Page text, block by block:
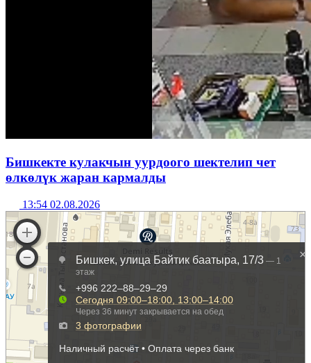
Бишкекте кулакчын уурдоого шектелип чет
өлкөлүк жаран кармалды
13:54 02.08.2026